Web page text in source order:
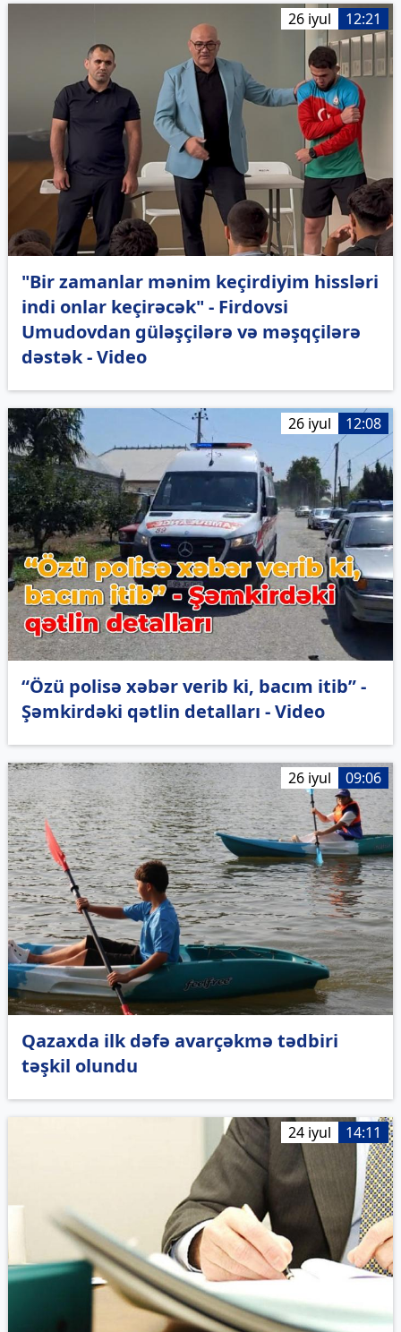
26 iyul 12:21
"Bir zamanlar mənim keçirdiyim hissləri
indi onlar keçirəcək" - Firdovsi
Umudovdan güləşçilərə və məşqçilərə
dəstək - Video
26 iyul 12:08
“Özü polisə xəbər verib ki, bacım itib” -
Şəmkirdəki qətlin detalları - Video
26 iyul 09:06
Qazaxda ilk dəfə avarçəkmə tədbiri
təşkil olundu
24 iyul 14:11